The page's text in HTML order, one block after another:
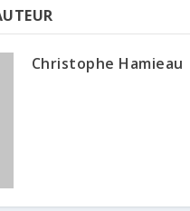
Christophe Hamieau